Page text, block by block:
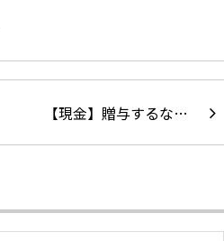
【現金】贈与するな…